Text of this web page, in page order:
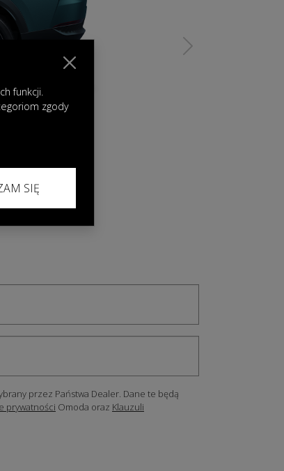
przez Państwa Dealer. Dane te będą
prywatności Omoda oraz Klauzuli
funkcji.
zgody
SIĘ